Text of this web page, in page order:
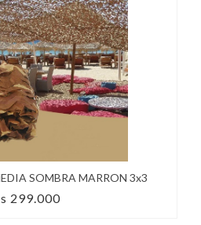
SOMBRA MARRON 3x3
299.000